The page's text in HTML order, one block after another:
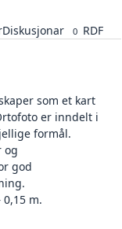
Diskusjonar 0 RDF
som et kart
er inndelt i
formål.
og
god
m.